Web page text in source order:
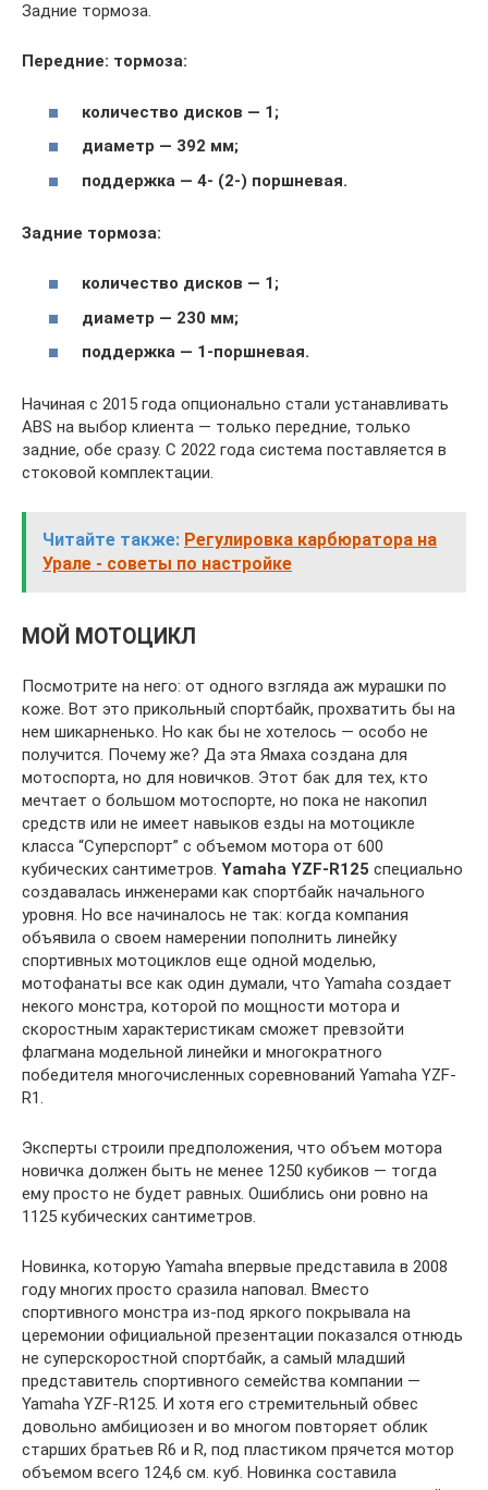
Задние тормоза.
Передние: тормоза:
количество дисков — 1;
диаметр — 392 мм;
поддержка — 4- (2-) поршневая.
Задние тормоза:
количество дисков — 1;
диаметр — 230 мм;
поддержка — 1-поршневая.
Начиная с 2015 года опционально стали устанавливать
ABS на выбор клиента — только передние, только
задние, обе сразу. С 2022 года система поставляется в
стоковой комплектации.
Читайте также: Регулировка карбюратора на
Урале - советы по настройке
МОЙ МОТОЦИКЛ
Посмотрите на него: от одного взгляда аж мурашки по
коже. Вот это прикольный спортбайк, прохватить бы на
нем шикарненько. Но как бы не хотелось — особо не
получится. Почему же? Да эта Ямаха создана для
мотоспорта, но для новичков. Этот бак для тех, кто
мечтает о большом мотоспорте, но пока не накопил
средств или не имеет навыков езды на мотоцикле
класса “Суперспорт” с объемом мотора от 600
кубических сантиметров. Yamaha YZF-R125 специально
создавалась инженерами как спортбайк начального
уровня. Но все начиналось не так: когда компания
объявила о своем намерении пополнить линейку
спортивных мотоциклов еще одной моделью,
мотофанаты все как один думали, что Yamaha создает
некого монстра, которой по мощности мотора и
скоростным характеристикам сможет превзойти
флагмана модельной линейки и многократного
победителя многочисленных соревнований Yamaha YZF-
R1.
Эксперты строили предположения, что объем мотора
новичка должен быть не менее 1250 кубиков — тогда
ему просто не будет равных. Ошиблись они ровно на
1125 кубических сантиметров.
Новинка, которую Yamaha впервые представила в 2008
году многих просто сразила наповал. Вместо
спортивного монстра из-под яркого покрывала на
церемонии официальной презентации показался отнюдь
не суперскоростной спортбайк, а самый младший
представитель спортивного семейства компании —
Yamaha YZF-R125. И хотя его стремительный обвес
довольно амбициозен и во многом повторяет облик
старших братьев R6 и R, под пластиком прячется мотор
объемом всего 124,6 см. куб. Новинка составила